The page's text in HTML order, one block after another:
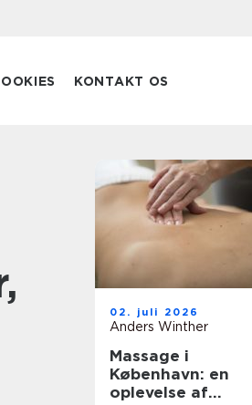
KONTAKT OS
02. juli 2026
Anders Winther
Massage i
København: en
oplevelse af